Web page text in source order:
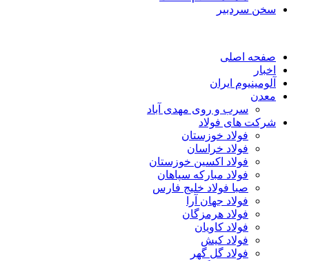
سخن سردبیر
صفحه اصلی
اخبار
آلومینیوم ایران
معدن
سرب و روی مهدی آباد
شرکت های فولاد
فولاد خوزستان
فولاد خراسان
فولاد اکسین خوزستان
فولاد مبارکه سپاهان
صبا فولاد خلیج فارس
فولاد جهان آرا
فولاد هرمزگان
فولاد کاویان
فولاد کیش
فولاد گل گهر